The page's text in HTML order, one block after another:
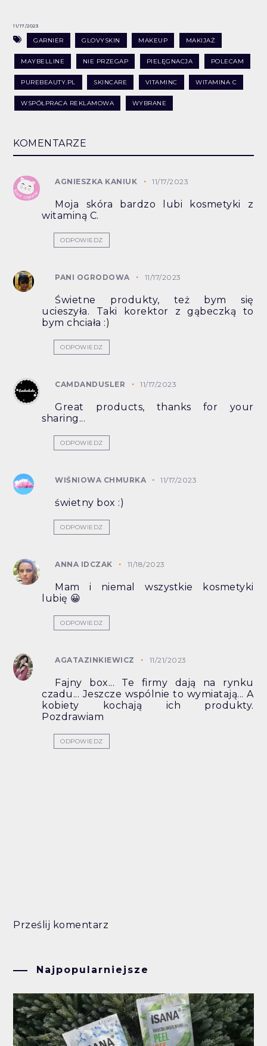
11/17/2023
GARNIER GLOVYSKIN MAKEUP MAKIJAŻ
MAYBELLINE NIE PRZEGAP PIELĘGNACJA POLECAM
PUREBEAUTY.PL SKINCARE VITAMINC WITAMINA C
WSPÓŁPRACA REKLAMOWA WYBRANE
KOMENTARZE
AGNIESZKA KANIUK 11/17/2023
Moja skóra bardzo lubi kosmetyki z
witaminą C.
ODPOWIEDZ
PANI OGRODOWA 11/17/2023
Świetne produkty, też bym się
ucieszyła. Taki korektor z gąbeczką to
bym chciała :)
ODPOWIEDZ
CAMDANDUSLER 11/17/2023
Great products, thanks for your
sharing...
ODPOWIEDZ
WIŚNIOWA CHMURKA 11/17/2023
świetny box :)
ODPOWIEDZ
ANNA IDCZAK 11/18/2023
Mam i niemal wszystkie kosmetyki
lubię 😀
ODPOWIEDZ
AGATAZINKIEWICZ 11/21/2023
Fajny box... Te firmy dają na rynku
czadu... Jeszcze wspólnie to wymiatają... A
kobiety kochają ich produkty.
Pozdrawiam
ODPOWIEDZ
Prześlij komentarz
Najpopularniejsze